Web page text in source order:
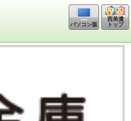
西美濃
トップ
パソコン版